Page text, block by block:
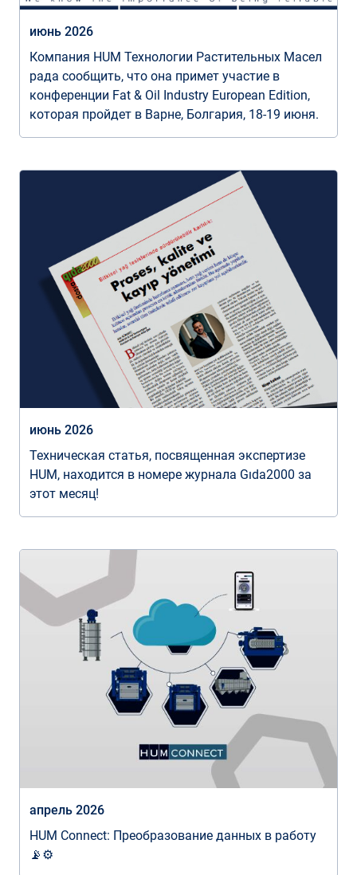
июнь 2026
Компания HUM Технологии Растительных Масел
рада сообщить, что она примет участие в
конференции Fat & Oil Industry European Edition,
которая пройдет в Варне, Болгария, 18-19 июня.
июнь 2026
Техническая статья, посвященная экспертизе
HUM, находится в номере журнала Gıda2000 за
этот месяц!
апрель 2026
HUM Connect: Преобразование данных в работу
📡⚙️